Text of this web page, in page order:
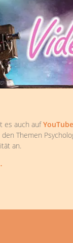
es auch auf
Themen
an.